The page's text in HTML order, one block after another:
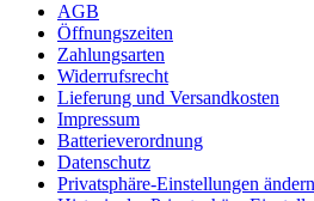
AGB
Öffnungszeiten
Zahlungsarten
Widerrufsrecht
Lieferung und Versandkosten
Impressum
Batterieverordnung
Datenschutz
Privatsphäre-Einstellungen ändern